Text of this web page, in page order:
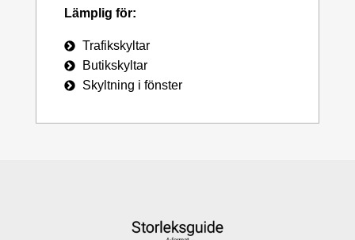
Lämplig för:
Trafikskyltar
Butikskyltar
Skyltning i fönster